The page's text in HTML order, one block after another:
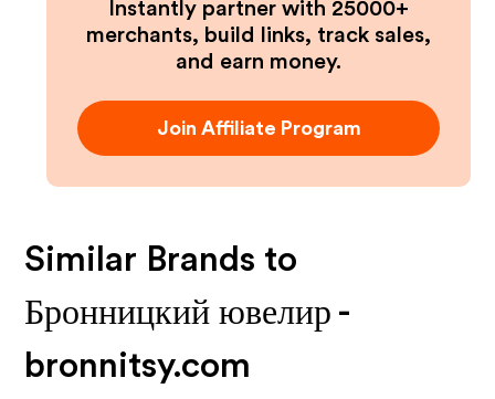
Instantly partner with 25000+
merchants, build links, track sales,
and earn money.
Join Affiliate Program
Similar Brands to
Бронницкий ювелир -
bronnitsy.com